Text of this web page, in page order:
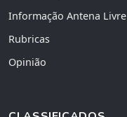
Informação Antena Livre
Rubricas
Opinião